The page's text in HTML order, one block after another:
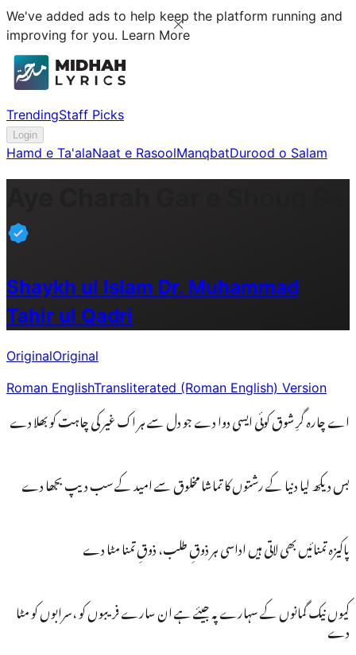
We've added ads to help keep the platform running and
improving for you. Learn More
TrendingStaff Picks
Login
Hamd e Ta'alaNaat e RasoolManqbatDurood o Salam
Shaykh ul Islam Dr. Muhammad
Tahir ul Qadri
OriginalOriginal
Roman EnglishTransliterated (Roman English) Version
اے چارہ گرِ شوق کوئی ایسی دوا دے جو دل سے ہر اک غیر کی چاہت کو بھلا دے
بس دیکھ لیا دنیا کے رشتوں کا تماشا مخلوق سے امید کے سب دیپ بجھا دے
پاکیزہ تمنائیں بھی لاتی ہیں اداسی ہر ذوقِ طلب، ذوقِ تمنا مٹا دے
کیوں نیک گمانوں کے سہارے پہ جیئے ہے ان سارے فریبوں کو ،سرابوں کو مٹا
دے